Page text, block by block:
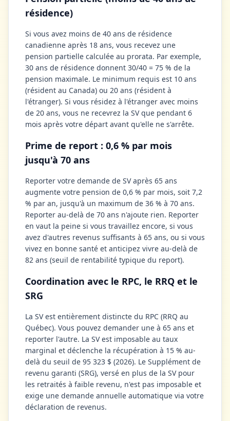
résidence)
Si vous avez moins de 40 ans de résidence
canadienne après 18 ans, vous recevez une
pension partielle calculée au prorata. Par exemple,
30 ans de résidence donnent 30/40 = 75 % de la
pension maximale. Le minimum requis est 10 ans
(résident au Canada) ou 20 ans (résident à
l'étranger). Si vous résidez à l'étranger avec moins
de 20 ans, vous ne recevrez la SV que pendant 6
mois après votre départ avant qu'elle ne s'arrête.
Prime de report : 0,6 % par mois
jusqu'à 70 ans
Reporter votre demande de SV après 65 ans
augmente votre pension de 0,6 % par mois, soit 7,2
% par an, jusqu'à un maximum de 36 % à 70 ans.
Reporter au-delà de 70 ans n'ajoute rien. Reporter
en vaut la peine si vous travaillez encore, si vous
avez d'autres revenus suffisants à 65 ans, ou si vous
vivez en bonne santé et anticipez vivre au-delà de
82 ans (seuil de rentabilité typique du report).
Coordination avec le RPC, le RRQ et le
SRG
La SV est entièrement distincte du RPC (RRQ au
Québec). Vous pouvez demander une à 65 ans et
reporter l'autre. La SV est imposable au taux
marginal et déclenche la récupération à 15 % au-
delà du seuil de 95 323 $ (2026). Le Supplément de
revenu garanti (SRG), versé en plus de la SV pour
les retraités à faible revenu, n'est pas imposable et
exige une demande annuelle automatique via votre
déclaration de revenus.